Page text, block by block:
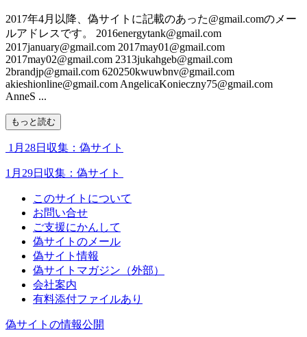
2017年4月以降、偽サイトに記載のあった@gmail.comのメー
ルアドレスです。 2016energytank@gmail.com
2017january@gmail.com 2017may01@gmail.com
2017may02@gmail.com 2313jukahgeb@gmail.com
2brandjp@gmail.com 620250kwuwbnv@gmail.com
akieshionline@gmail.com AngelicaKonieczny75@gmail.com
AnneS ...
もっと読む
1月28日収集：偽サイト
1月29日収集：偽サイト
このサイトについて
お問い合せ
ご支援にかんして
偽サイトのメール
偽サイト情報
偽サイトマガジン（外部）
会社案内
有料添付ファイルあり
偽サイトの情報公開